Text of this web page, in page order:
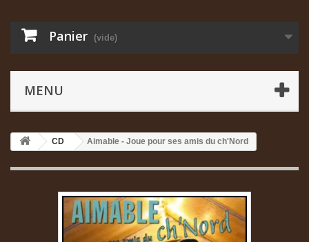
Panier (vide)
MENU
CD Aimable - Joue pour ses amis du ch'Nord